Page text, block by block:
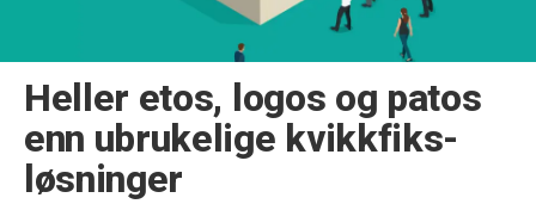
Heller etos, logos og patos
enn ubrukelige kvikkfiks-
løsninger